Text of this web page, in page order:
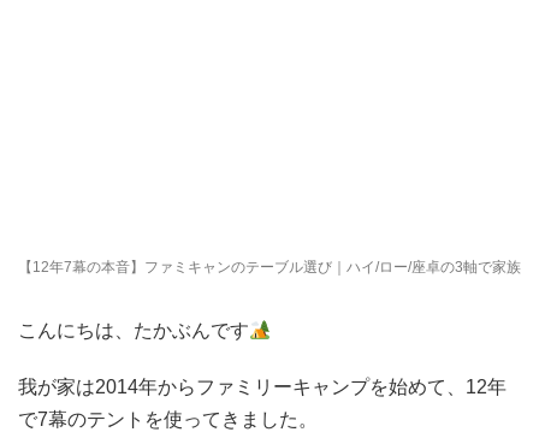
【12年7幕の本音】ファミキャンのテーブル選び｜ハイ/ロー/座卓の3軸で家族4
こんにちは、たかぶんです
我が家は2014年からファミリーキャンプを始めて、12年
で7幕のテントを使ってきました。